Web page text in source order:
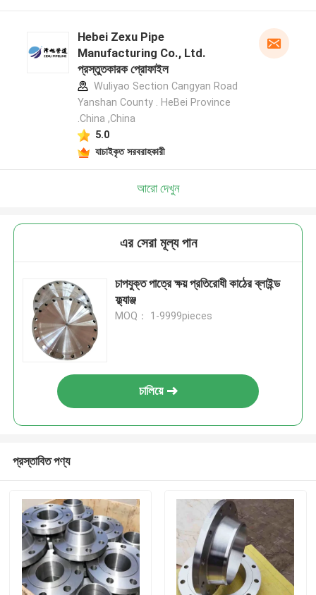
Hebei Zexu Pipe
Manufacturing Co., Ltd.
প্রস্তুতকারক প্রোফাইল
Wuliyao Section Cangyan Road
Yanshan County . HeBei Province
.China ,China
5.0
যাচাইকৃত সরবরাহকারী
আরো দেখুন
এর সেরা মূল্য পান
চাপযুক্ত পাত্রে ক্ষয় প্রতিরোধী কাঠের ব্লাইন্ড
ফ্ল্যাঞ্জ
MOQ： 1-9999pieces
চালিয়ে
প্রস্তাবিত পণ্য